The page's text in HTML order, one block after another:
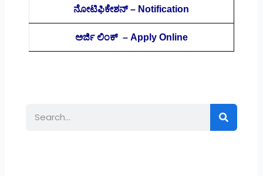
ನೋಟಿಫಿಕೇಶನ್ – Notification
ಅರ್ಜಿ ಲಿಂಕ್ – Apply Online
Search